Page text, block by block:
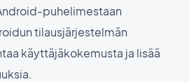
puhelimestaan
tilausjärjestelmän
käyttäjäkokemusta ja lisää